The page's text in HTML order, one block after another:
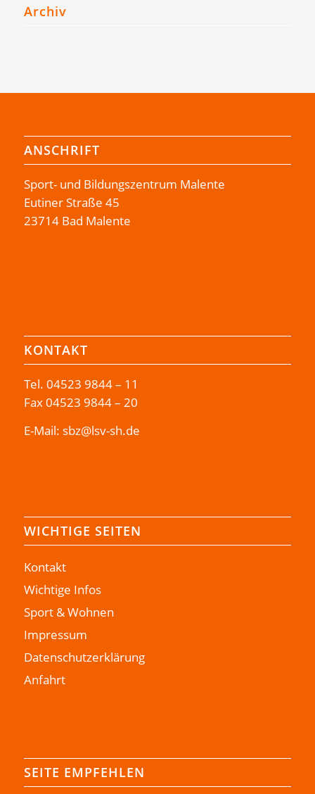
Archiv
ANSCHRIFT
Sport- und Bildungszentrum Malente
Eutiner Straße 45
23714 Bad Malente
KONTAKT
Tel. 04523 9844 – 11
Fax 04523 9844 – 20
E-Mail: sbz@lsv-sh.de
WICHTIGE SEITEN
Kontakt
Wichtige Infos
Sport & Wohnen
Impressum
Datenschutzerklärung
Anfahrt
SEITE EMPFEHLEN